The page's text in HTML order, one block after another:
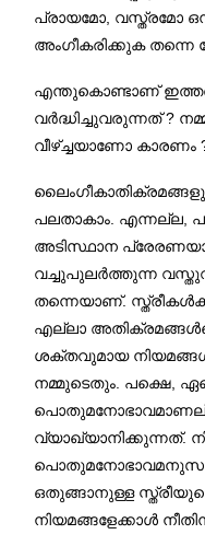
പ്രായമോ, വസ്ത്രമോ
അംഗീകരിക്കുക തന്നെ
എന്തുകൊണ്ടാണ്
വർദ്ധിച്ചുവരുന്നത് ?
വീഴ്ച്ചയാണോ കാരണം
പലതാകാം. എന്നല്ല,
അടിസ്ഥാന
വച്ചുപുലർത്തുന്ന
തന്നെയാണ്.
എല്ലാ
ശക്തവുമായ
നമ്മുടെതും. പക്ഷെ,
വ്യാഖ്യാനിക്കുന്നത്.
ഒതുങ്ങാനുള്ള
നിയമങ്ങളേക്കാൾ